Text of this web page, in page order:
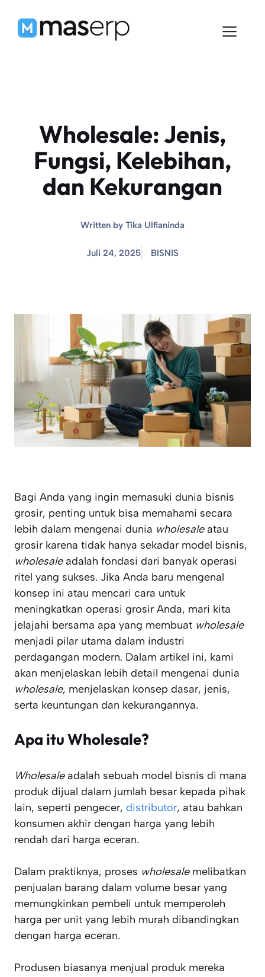
Wholesale: Jenis,
Fungsi, Kelebihan,
dan Kekurangan
Written by Tika Ulfianinda
Juli 24, 2025 BISNIS
Bagi Anda yang ingin memasuki dunia bisnis
grosir, penting untuk bisa memahami secara
lebih dalam mengenai dunia wholesaleatau
grosir karena tidak hanya sekadar model bisnis,
wholesaleadalah fondasi dari banyak operasi
ritel yang sukses. Jika Anda baru mengenal
konsep ini atau mencari cara untuk
meningkatkan operasi grosir Anda, mari kita
jelajahi bersama apa yang membuat wholesale
menjadi pilar utama dalam industri
perdagangan modern. Dalam artikel ini, kami
akan menjelaskan lebih detail mengenai dunia
wholesale, menjelaskan konsep dasar, jenis,
serta keuntungan dan kekurangannya.
Apa itu Wholesale?
Wholesaleadalah sebuah model bisnis di mana
produk dijual dalam jumlah besar kepada pihak
lain, seperti pengecer, distributor, atau bahkan
konsumen akhir dengan harga yang lebih
rendah dari harga eceran.
Dalam praktiknya, proses wholesalemelibatkan
penjualan barang dalam volume besar yang
memungkinkan pembeli untuk memperoleh
harga per unit yang lebih murah dibandingkan
dengan harga eceran.
Produsen biasanya menjual produk mereka